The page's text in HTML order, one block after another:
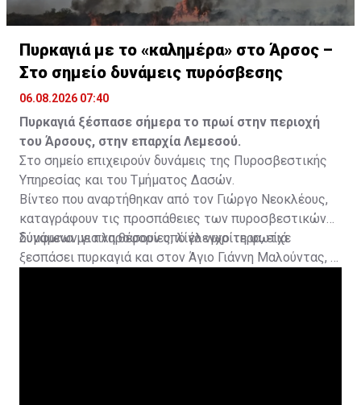
Πυρκαγιά με το «καλημέρα» στο Άρσος –
Στο σημείο δυνάμεις πυρόσβεσης
06.08.2026 07:40
Πυρκαγιά ξέσπασε σήμερα το πρωί στην περιοχή
του Άρσους, στην επαρχία Λεμεσού.
Στο σημείο επιχειρούν δυνάμεις της Πυροσβεστικής
Υπηρεσίας και του Τμήματος Δασών.
Βίντεο που αναρτήθηκαν από τον Γιώργο Νεοκλέους,
καταγράφουν τις προσπάθειες των πυροσβεστικών
δυνάμεων για να θέσουν υπό έλεγχο τη φωτιά.
Σύμφωνα με πληροφορίες, λίγο νωρίτερα, είχε
ξεσπάσει πυρκαγιά και στον Άγιο Γιάννη Μαλούντας, η